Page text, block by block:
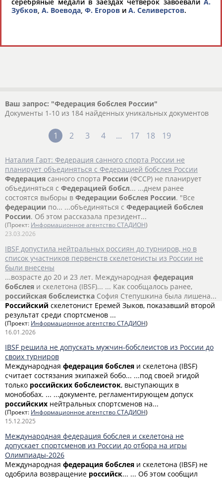
Ваш запрос: "Федерация бобслея России"
Документы 1-10 из 184 найденных уникальных документов
1 2 3 4 ... 17 18 19
Наталия Гарт: Федерация санного спорта России не
планирует объединяться с Федерацией бобслея России
Федерация санного спорта России (ФССР) не планирует
объединяться с Федерацией бобсл... ...днем ранее
состоятся выборы в Федерации бобслея России. "Все
федерации по... ...объединяться с Федерацией бобслея
России. Об этом рассказала президент...
(Проект: Информационное агентство СТАДИОН)
23.03.2026
IBSF допустила нейтральных россиян до турниров, но в
список участников первенств скелетонисты из России не
были внесены
...возрасте до 20 и 23 лет. Международная федерация
бобслея и скелетона (IBSF)... ... Как сообщалось ранее,
российская бобслеистка София Степушкина была лишена...
Российский скелетонист Еремей Зыков, показавший второй
результат среди спортсменов ...
(Проект: Информационное агентство СТАДИОН)
16.01.2026
IBSF решила не допускать мужчин-бобслеистов из России до
своих турниров
Международная федерация бобслея и скелетона (IBSF)
считает состязания экипажей бобо... ...под своей эгидой
только российских бобслеисток, выступающих в
монобобах. ... ...документе, регламентирующем допуск
российских нейтральных спортсменов на...
(Проект: Информационное агентство СТАДИОН)
15.12.2025
Международная федерация бобслея и скелетона не
допускает спортсменов из России до отбора на игры
Олимпиады-2026
Международная федерация бобслея и скелетона (IBSF) не
одобрила возвращение российск... ... Об этом сообщил
Зубков, А. Воевода, Ф. Егоров и А. Селиверстов.